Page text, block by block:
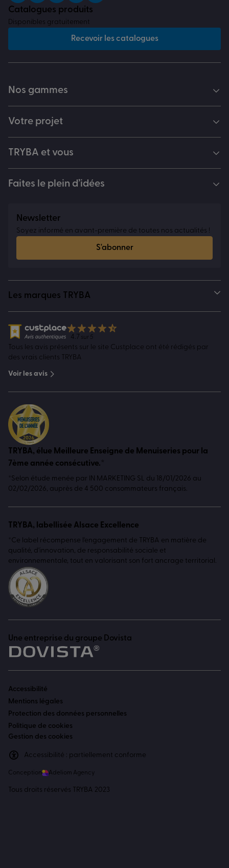
Catalogues produits
Disponibles gratuitement
Recevoir les catalogues
Nos gammes
Votre projet
TRYBA et vous
Faites le plein d’idées
Newsletter
Soyez informé en avant-première de toutes nos actualités !
S'abonner
Les marques TRYBA
4.7 sur 5
Tous les avis présents sur le site Custplace ont été rédigés par
des vrais clients TRYBA
Voir les avis
TRYBA, élue Meilleure Enseigne de Menuiseries pour la
7ème année consécutive.*
*Selon étude menée par IN MARKETING SL du 18/01/2026 au
02/02/2026, auprès de 4 500 consommateurs français.
TRYBA, labellisée Alsace Excellence
*Ce label récompense l'engagement de TRYBA en matière de
qualité, d'innovation, de responsabilité sociale et
environnementale, tout en valorisant son fort ancrage territorial.
Une entreprise du groupe Dovista
Accessibilité
Mentions légales
Protection des données personnelles
Politique de cookies
Gestion des cookies
Accessibilité : partiellement conforme
Conception Adeliom Agency
Tous droits réservés TRYBA 2023